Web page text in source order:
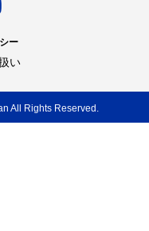
ー
い
All Rights Reserved.